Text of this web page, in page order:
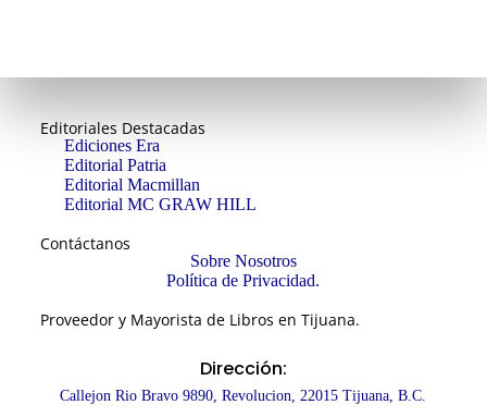
Editoriales Destacadas
Ediciones Era
Editorial Patria
Editorial Macmillan
Editorial MC GRAW HILL
Contáctanos
Sobre Nosotros
Política de Privacidad.
Proveedor y Mayorista de Libros en Tijuana.
Dirección:
Callejon Rio Bravo 9890, Revolucion, 22015 Tijuana, B.C.